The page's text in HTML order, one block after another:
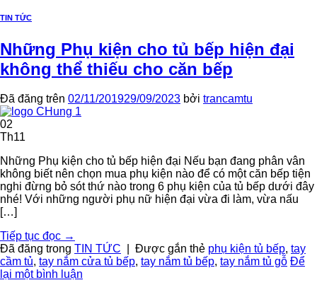
TIN TỨC
Những Phụ kiện cho tủ bếp hiện đại
không thể thiếu cho căn bếp
Đã đăng trên 02/11/201929/09/2023 bởi trancamtu
02
Th11
Những Phụ kiện cho tủ bếp hiện đại Nếu bạn đang phân vân
không biết nên chọn mua phụ kiện nào để có một căn bếp tiện
nghi đừng bỏ sót thứ nào trong 6 phụ kiện của tủ bếp dưới đây
nhé! Với những người phụ nữ hiện đại vừa đi làm, vừa nấu
[…]
Tiếp tục đọc →
Đã đăng trong TIN TỨC Được gắn thẻ phụ kiện tủ bếp, tay
cầm tủ, tay nắm cửa tủ bếp, tay nắm tủ bếp, tay nắm tủ gỗ Để
lại một bình luận